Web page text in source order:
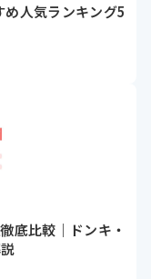
人気ランキング5
底比較｜ドンキ・